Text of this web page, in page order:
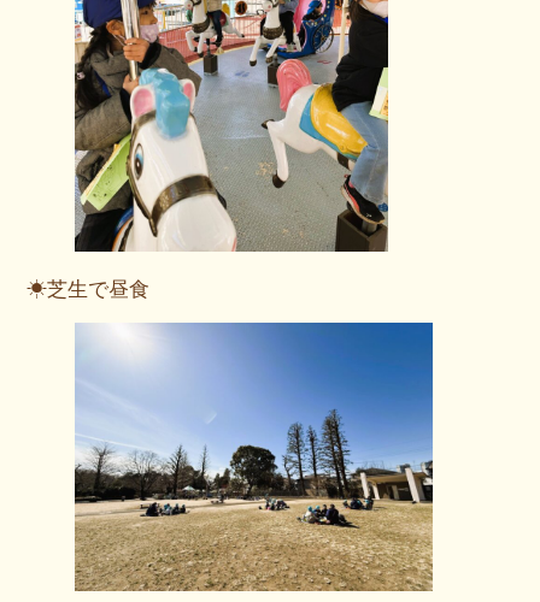
☀芝生で昼食